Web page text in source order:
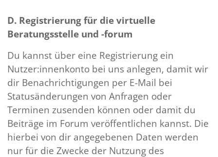
D. Registrierung für die virtuelle
Beratungsstelle und -forum
Du kannst über eine Registrierung ein
Nutzer:innenkonto bei uns anlegen, damit wir
dir Benachrichtigungen per E-Mail bei
Statusänderungen von Anfragen oder
Terminen zusenden können oder damit du
Beiträge im Forum veröffentlichen kannst. Die
hierbei von dir angegebenen Daten werden
nur für die Zwecke der Nutzung des